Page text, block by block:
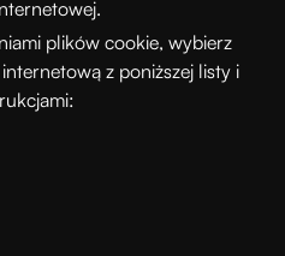
plików cookie, wybierz
z poniższej listy i